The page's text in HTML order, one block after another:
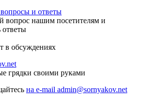
и ответы
вопрос нашим посетителям и
ответы
в обсуждениях
грядки своими руками
на e-mail admin@sornyakov.net